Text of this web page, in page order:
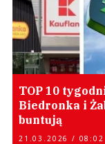
TOP 10
Biedronka i
buntują
21.03.2026 / 08:02